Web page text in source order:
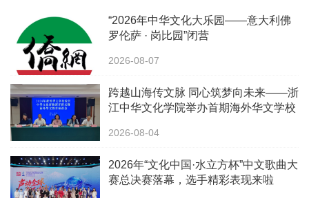
“2026年中华文化大乐园——意大利佛
罗伦萨 · 岗比园”闭营
2026-08-07
跨越山海传文脉 同心筑梦向未来——浙
江中华文化学院举办首期海外华文学校
2026-08-04
2026年“文化中国·水立方杯”中文歌曲大
赛总决赛落幕，选手精彩表现来啦